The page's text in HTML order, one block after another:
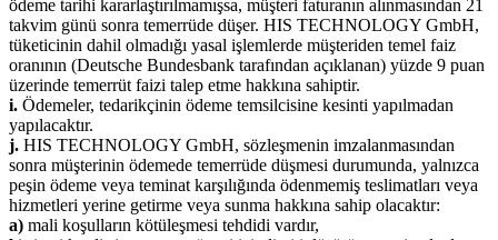
ödeme tarihi kararlaştırılmamışsa, müşteri faturanın alınmasından 21
takvim günü sonra temerrüde düşer. HIS TECHNOLOGY GmbH,
tüketicinin dahil olmadığı yasal işlemlerde müşteriden temel faiz
oranının (Deutsche Bundesbank tarafından açıklanan) yüzde 9 puan
üzerinde temerrüt faizi talep etme hakkına sahiptir.
i. Ödemeler, tedarikçinin ödeme temsilcisine kesinti yapılmadan
yapılacaktır.
j. HIS TECHNOLOGY GmbH, sözleşmenin imzalanmasından
sonra müşterinin ödemede temerrüde düşmesi durumunda, yalnızca
peşin ödeme veya teminat karşılığında ödenmemiş teslimatları veya
hizmetleri yerine getirme veya sunma hakkına sahip olacaktır:
a) mali koşulların kötüleşmesi tehdidi vardır,